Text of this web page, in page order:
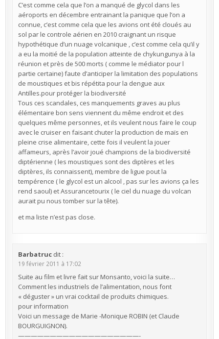
C’est comme cela que l’on a manqué de glycol dans les
aéroports en décembre entrainant la panique que l’on a
connue, c’est comme cela que les avions ont été cloués au
sol par le controle aérien en 2010 craignant un risque
hypothétique d’un nuage volcanique , c’est comme cela qu’il y
a eu la moitié de la population atteinte de chykungunya à la
réunion et près de 500 morts ( comme le médiator pour l
partie certaine) faute d’anticiper la limitation des populations
de moustiques et bis répétita pour la dengue aux
Antilles.pour protéger la biodiversité
Tous ces scandales, ces manquements graves au plus
élémentaire bon sens viennent du même endroit et des
quelques même personnes, et ils veulent nous faire le coup
avec le cruiser en faisant chuter la production de maïs en
pleine crise alimentaire, cette fois il veulent la jouer
affameurs, après l’avoir joué champions de la biodiversité
diptérienne ( les moustiques sont des diptères et les
diptères, ils connaissent), membre de ligue pout la
tempérence ( le glycol est un alcool , pas sur les avions ça les
rend saoul) et Assurancetourix ( le ciel du nuage du volcan
aurait pu nous tomber sur la tête).
et ma liste n’est pas close.
Barbatruc dit :
19 février 2011 à 17:02
Suite au film et livre fait sur Monsanto, voici la suite…
Comment les industriels de l’alimentation, nous font
« déguster » un vrai cocktail de produits chimiques.
pour information
Voici un message de Marie -Monique ROBIN (et Claude
BOURGUIGNON).
———————————————————-